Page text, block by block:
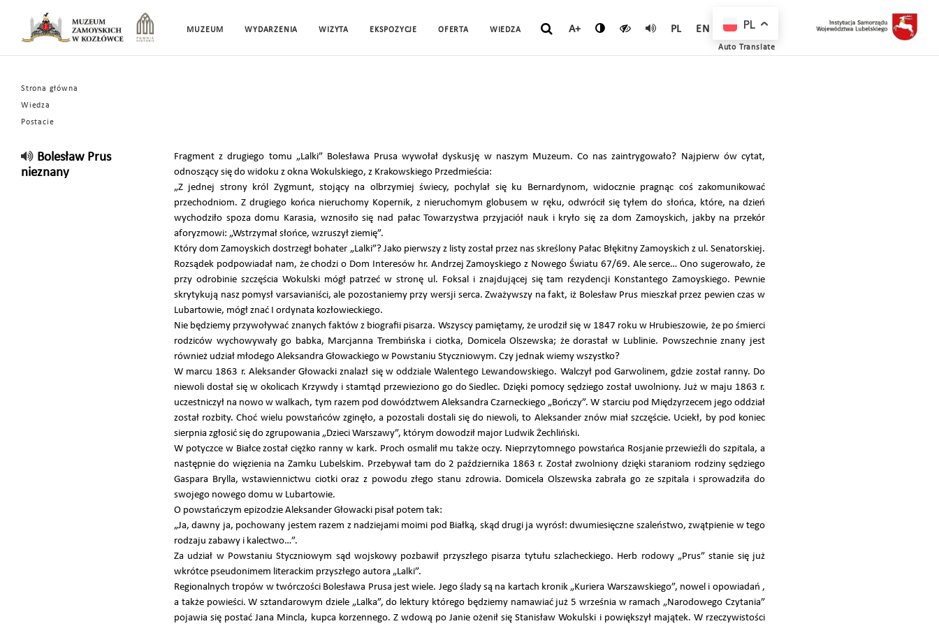
MUZEUM WYDARZENIA WIZYTA EKSPOZYCJE OFERTA WIEDZA A+ PL EN
Strona główna
Wiedza
Postacie
Bolesław Prus
nieznany
Fragment z drugiego tomu „Lalki” Bolesława Prusa wywołał dyskusję w naszym Muzeum. Co nas zaintrygowało? Najpierw ów cytat,
odnoszący się do widoku z okna Wokulskiego, z Krakowskiego Przedmieścia:
„Z jednej strony król Zygmunt, stojący na olbrzymiej świecy, pochylał się ku Bernardynom, widocznie pragnąc coś zakomunikować
przechodniom. Z drugiego końca nieruchomy Kopernik, z nieruchomym globusem w ręku, odwrócił się tyłem do słońca, które, na dzień
wychodziło spoza domu Karasia, wznosiło się nad pałac Towarzystwa przyjaciół nauk i kryło się za dom Zamoyskich, jakby na przekór
aforyzmowi: „Wstrzymał słońce, wzruszył ziemię”.
Który dom Zamoyskich dostrzegł bohater „Lalki”? Jako pierwszy z listy został przez nas skreślony Pałac Błękitny Zamoyskich z ul. Senatorskiej.
Rozsądek podpowiadał nam, że chodzi o Dom Interesów hr. Andrzej Zamoyskiego z Nowego Światu 67/69. Ale serce… Ono sugerowało, że
przy odrobinie szczęścia Wokulski mógł patrzeć w stronę ul. Foksal i znajdującej się tam rezydencji Konstantego Zamoyskiego. Pewnie
skrytykują nasz pomysł varsavianiści, ale pozostaniemy przy wersji serca. Zważywszy na fakt, iż Bolesław Prus mieszkał przez pewien czas w
Lubartowie, mógł znać I ordynata kozłowieckiego.
Nie będziemy przywoływać znanych faktów z biografii pisarza. Wszyscy pamiętamy, że urodził się w 1847 roku w Hrubieszowie, że po śmierci
rodziców wychowywały go babka, Marcjanna Trembińska i ciotka, Domicela Olszewska; że dorastał w Lublinie. Powszechnie znany jest
również udział młodego Aleksandra Głowackiego w Powstaniu Styczniowym. Czy jednak wiemy wszystko?
W marcu 1863 r. Aleksander Głowacki znalazł się w oddziale Walentego Lewandowskiego. Walczył pod Garwolinem, gdzie został ranny. Do
niewoli dostał się w okolicach Krzywdy i stamtąd przewieziono go do Siedlec. Dzięki pomocy sędziego został uwolniony. Już w maju 1863 r.
uczestniczył na nowo w walkach, tym razem pod dowództwem Aleksandra Czarneckiego „Bończy”. W starciu pod Międzyrzecem jego oddział
został rozbity. Choć wielu powstańców zginęło, a pozostali dostali się do niewoli, to Aleksander znów miał szczęście. Uciekł, by pod koniec
sierpnia zgłosić się do zgrupowania „Dzieci Warszawy”, którym dowodził major Ludwik Żechliński.
W potyczce w Białce został ciężko ranny w kark. Proch osmalił mu także oczy. Nieprzytomnego powstańca Rosjanie przewieźli do szpitala, a
następnie do więzienia na Zamku Lubelskim. Przebywał tam do 2 października 1863 r. Został zwolniony dzięki staraniom rodziny sędziego
Gaspara Brylla, wstawiennictwu ciotki oraz z powodu złego stanu zdrowia. Domicela Olszewska zabrała go ze szpitala i sprowadziła do
swojego nowego domu w Lubartowie.
O powstańczym epizodzie Aleksander Głowacki pisał potem tak:
„Ja, dawny ja, pochowany jestem razem z nadziejami moimi pod Białką, skąd drugi ja wyrósł: dwumiesięczne szaleństwo, zwątpienie w tego
rodzaju zabawy i kalectwo…”.
Za udział w Powstaniu Styczniowym sąd wojskowy pozbawił przyszłego pisarza tytułu szlacheckiego. Herb rodowy „Prus” stanie się już
wkrótce pseudonimem literackim przyszłego autora „Lalki”.
Regionalnych tropów w twórczości Bolesława Prusa jest wiele. Jego ślady są na kartach kronik „Kuriera Warszawskiego”, nowel i opowiadań ,
a także powieści. W sztandarowym dziele „Lalka”, do lektury którego będziemy namawiać już 5 września w ramach „Narodowego Czytania”
pojawia się postać Jana Mincla, kupca korzennego. Z wdową po Janie ożenił się Stanisław Wokulski i powiększył majątek. W rzeczywistości
PL
Auto Translate